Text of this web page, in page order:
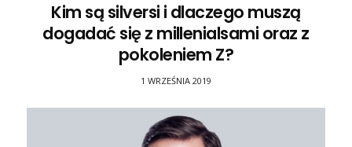
Kim są silversi i dlaczego muszą
dogadać się z millenialsami oraz z
pokoleniem Z?
1 WRZEŚNIA 2019